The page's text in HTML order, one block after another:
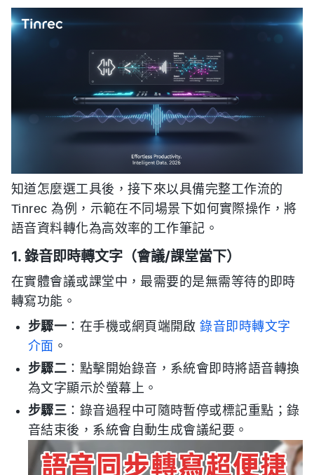
知道怎麼選工具後，接下來以具備完整工作流的
Tinrec 為例，示範在不同場景下如何實際操作，將
語音資料轉化為高效率的工作筆記。
1. 錄音即時轉文字（會議/課堂當下）
在實體會議或課堂中，最需要的是無需等待的即時
轉寫功能。
步驟一 ：在手機或網頁端開啟錄音即時轉文字
介面 。
步驟二 ：點擊開始錄音，系統會即時將語音轉換
為文字顯示於螢幕上。
步驟三 ：錄音過程中可隨時暫停或標記重點；錄
音結束後，系統會自動生成會議紀要。